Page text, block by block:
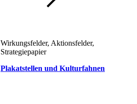
Wirkungsfelder, Aktionsfelder,
Strategiepapier
Plakatstellen und Kulturfahnen